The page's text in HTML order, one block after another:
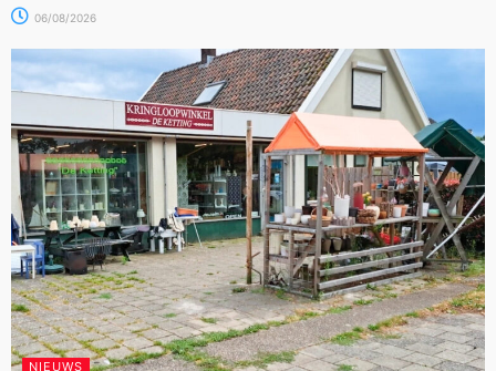
06/08/2026
NIEUWS